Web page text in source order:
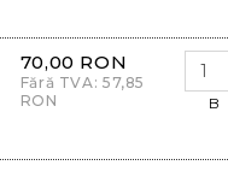
70,00 RON
Fără TVA: 57,85
RON
B